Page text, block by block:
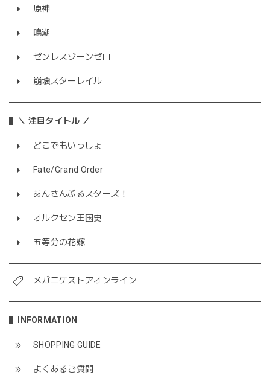
原神
鳴潮
ゼンレスゾーンゼロ
崩壊スターレイル
＼ 注目タイトル ／
どこでもいっしょ
Fate/Grand Order
あんさんぶるスターズ！
オルクセン王国史
五等分の花嫁
メガニケストアオンライン
INFORMATION
SHOPPING GUIDE
よくあるご質問